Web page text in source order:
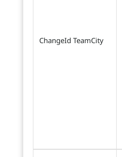
ChangeId TeamCity